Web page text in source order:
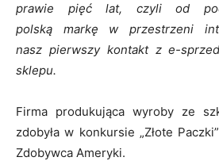
prawie pięć lat, czyli od
polską markę w przestrzeni
nasz pierwszy kontakt z e-
sklepu.
Firma produkująca wyroby ze
zdobyła w konkursie „Złote
Zdobywca Ameryki.